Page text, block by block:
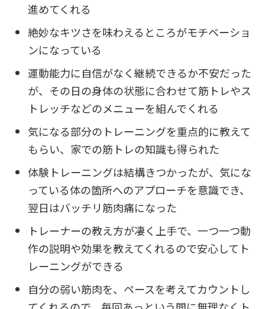
進めてくれる
絶妙なキツさを味わえるところがモチベーショ
ンになっている
運動能力に自信がなく継続できるか不安だった
が、その日の身体の状態に合わせて筋トレやス
トレッチなどのメニューを組んでくれる
気になる部分のトレーニングを重点的に教えて
もらい、家での筋トレの知識も得られた
体験トレーニングは結構きつかったが、気にな
っている体の箇所へのアプローチを意識でき、
翌日はバッチリ筋肉痛になった
トレーナーの教え方が凄く上手で、一つ一つ動
作の説明や効果を教えてくれるので安心してト
レーニングができる
自分の弱い筋肉を、ペースを考えてカウントし